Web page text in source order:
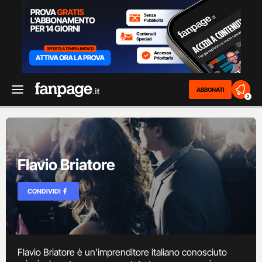
ABBONATI
2
Flavio Briatore
CONDIVIDI
Flavio Briatore è un’imprenditore italiano conosciuto